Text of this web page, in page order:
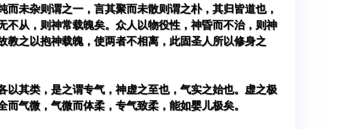
未杂则谓之一，言其聚而未散则谓之朴，其归皆道也，
从，则神常载魄矣。众人以物役性，神昏而不治，则神
之以抱神载魄，使两者不相离，此固圣人所以修身之
其类，是之谓专气，神虚之至也，气实之始也。虚之极
气微，气微而体柔，专气致柔，能如婴儿极矣。